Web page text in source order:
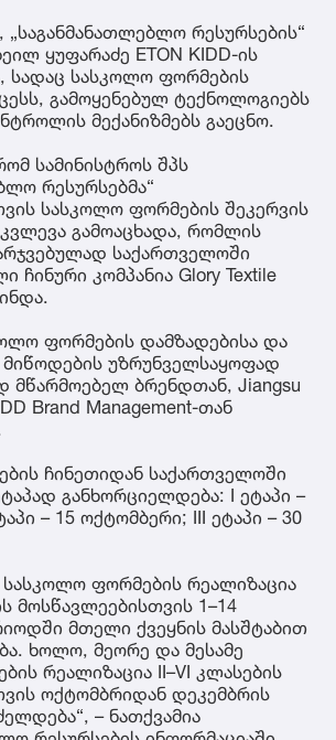
რესურსების“
ყუფარაძე ETON KIDD-ის
სადაც სასკოლო ფორმების
გამოყენებულ ტექნოლოგიებს
მექანიზმებს გაეცნო.
სამინისტროს შპს
რესურსებმა“
სასკოლო ფორმების შეკერვის
გამოაცხადა, რომლის
საქართველოში
ჩინური კომპანია Glory Textile
ფორმების დამზადებისა და
უზრუნველსაყოფად
მწარმოებელ ბრენდთან, Jiangsu
Brand Management-თან
ჩინეთიდან საქართველოში
განხორციელდება: I ეტაპი –
– 15 ოქტომბერი; III ეტაპი – 30
ფორმების რეალიზაცია
მოსწავლეებისთვის 1–14
მთელი ქვეყნის მასშტაბით
ხოლო, მეორე და მესამე
რეალიზაცია II–VI კლასების
ოქტომბრიდან დეკემბრის
– ნათქვამია